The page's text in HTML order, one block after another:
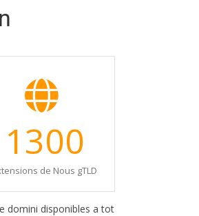
1300
de Nous gTLD
domini disponibles a tot